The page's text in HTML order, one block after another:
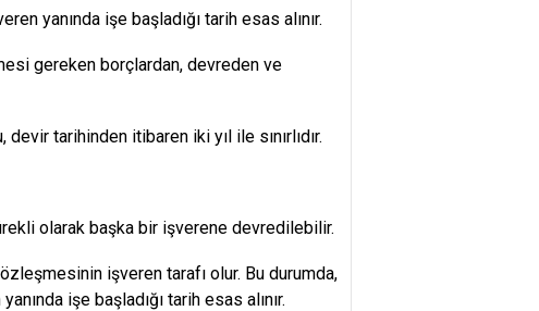
yanında işe başladığı tarih esas alınır.
gereken borçlardan, devreden ve
tarihinden itibaren iki yıl ile sınırlıdır.
olarak başka bir işverene devredilebilir.
işveren tarafı olur. Bu durumda,
işe başladığı tarih esas alınır.